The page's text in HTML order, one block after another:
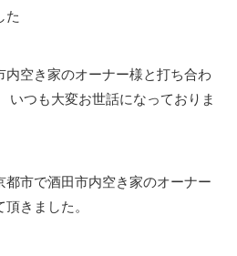
た
内空き家のオーナー様と打ち合わ
いつも大変お世話になっておりま
都市で酒田市内空き家のオーナー
きました。